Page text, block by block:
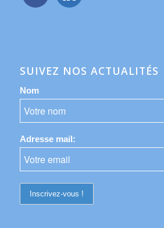
SUIVEZ NOS ACTUALITÉS
Nom
Adresse mail: